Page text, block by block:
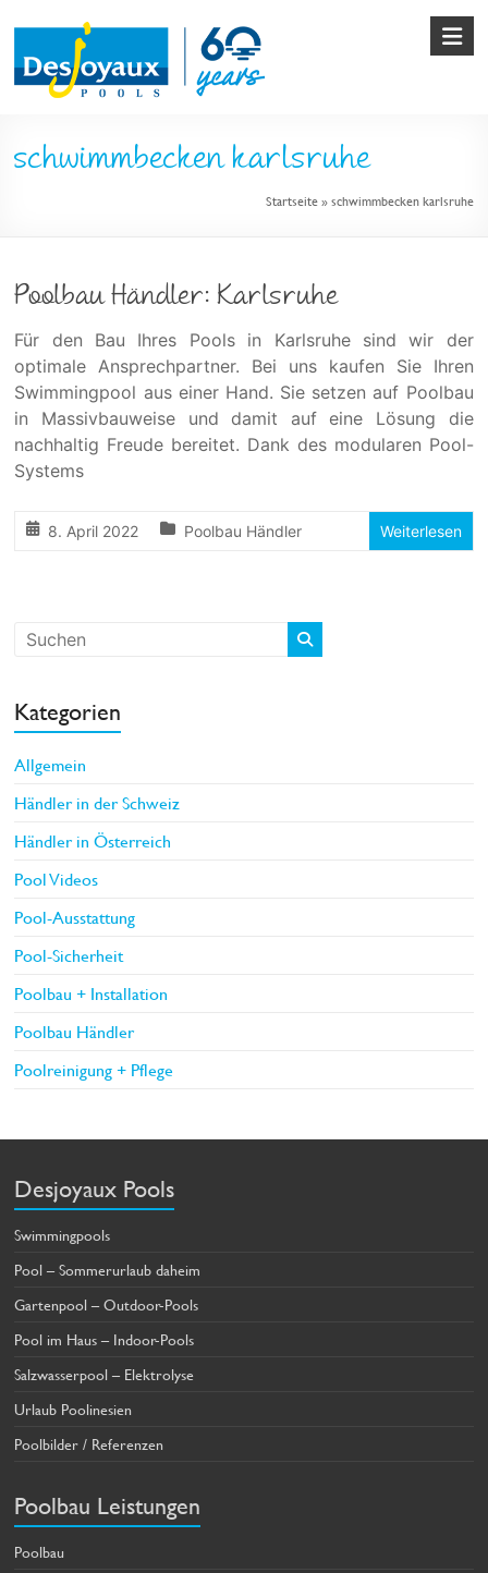
content
&
Desjoyaux
schwimmbecken karlsruhe
Startseite»schwimmbecken karlsruhe
Poolbau Händler: Karlsruhe
Für den Bau Ihres Pools in Karlsruhe sind wir der
optimale Ansprechpartner. Bei uns kaufen Sie Ihren
Swimmingpool aus einer Hand. Sie setzen auf Poolbau
in Massivbauweise und damit auf eine Lösung die
nachhaltig Freude bereitet. Dank des modularen Pool-
Systems
8. April 2022 Poolbau Händler Weiterlesen
Kategorien
Allgemein
Händler in der Schweiz
Händler in Österreich
Pool Videos
Pool-Ausstattung
Pool-Sicherheit
Poolbau + Installation
Poolbau Händler
Poolreinigung + Pflege
Desjoyaux Pools
Swimmingpools
Pool – Sommerurlaub daheim
Gartenpool – Outdoor-Pools
Pool im Haus – Indoor-Pools
Salzwasserpool – Elektrolyse
Urlaub Poolinesien
Poolbilder / Referenzen
Poolbau Leistungen
Poolbau